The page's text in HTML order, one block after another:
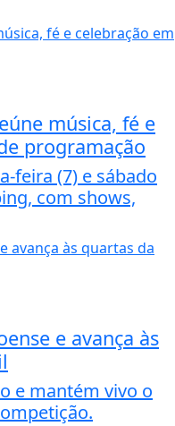
música, fé e
programação
feira (7) e sábado
com shows,
e avança às
e mantém vivo o